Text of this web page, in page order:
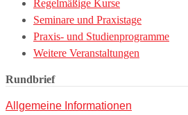
Regelmäßige Kurse
Seminare und Praxistage
Praxis- und Studienprogramme
Weitere Veranstaltungen
Rundbrief
Allgemeine Informationen